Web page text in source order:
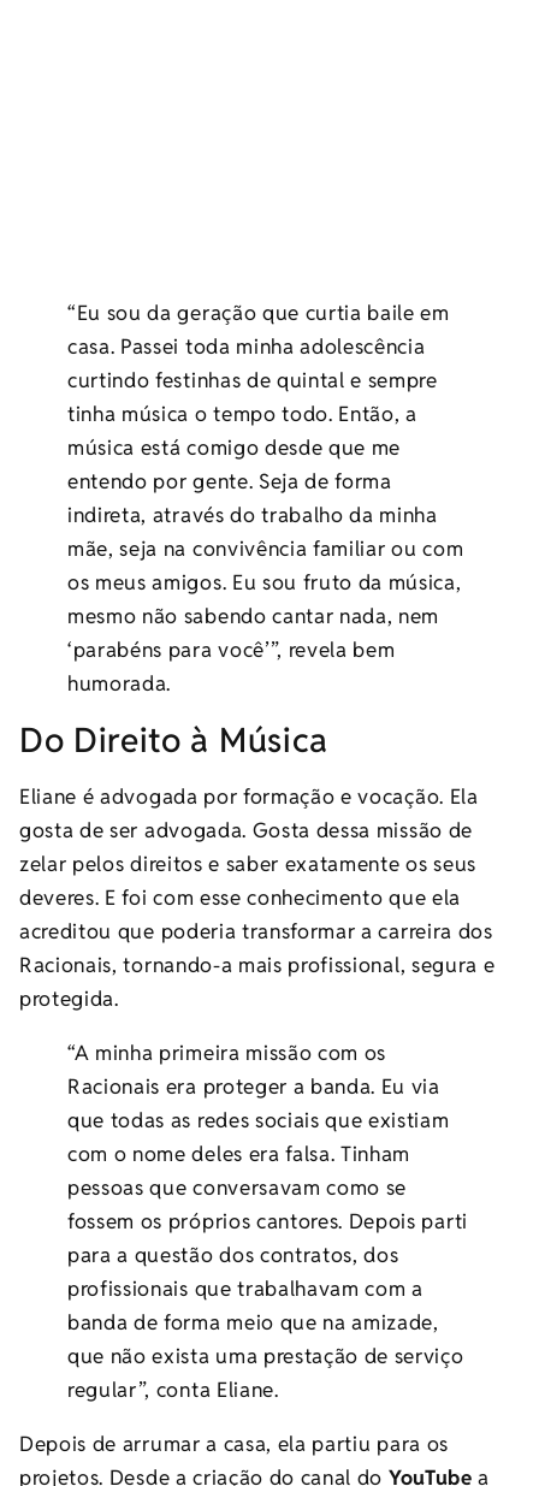
“Eu sou da geração que curtia baile em
casa. Passei toda minha adolescência
curtindo festinhas de quintal e sempre
tinha música o tempo todo. Então, a
música está comigo desde que me
entendo por gente. Seja de forma
indireta, através do trabalho da minha
mãe, seja na convivência familiar ou com
os meus amigos. Eu sou fruto da música,
mesmo não sabendo cantar nada, nem
‘parabéns para você’”, revela bem
humorada.
Do Direito à Música
Eliane é advogada por formação e vocação. Ela
gosta de ser advogada. Gosta dessa missão de
zelar pelos direitos e saber exatamente os seus
deveres. E foi com esse conhecimento que ela
acreditou que poderia transformar a carreira dos
Racionais, tornando-a mais profissional, segura e
protegida.
“A minha primeira missão com os
Racionais era proteger a banda. Eu via
que todas as redes sociais que existiam
com o nome deles era falsa. Tinham
pessoas que conversavam como se
fossem os próprios cantores. Depois parti
para a questão dos contratos, dos
profissionais que trabalhavam com a
banda de forma meio que na amizade,
que não exista uma prestação de serviço
regular”, conta Eliane.
Depois de arrumar a casa, ela partiu para os
projetos. Desde a criação do canal do YouTube a